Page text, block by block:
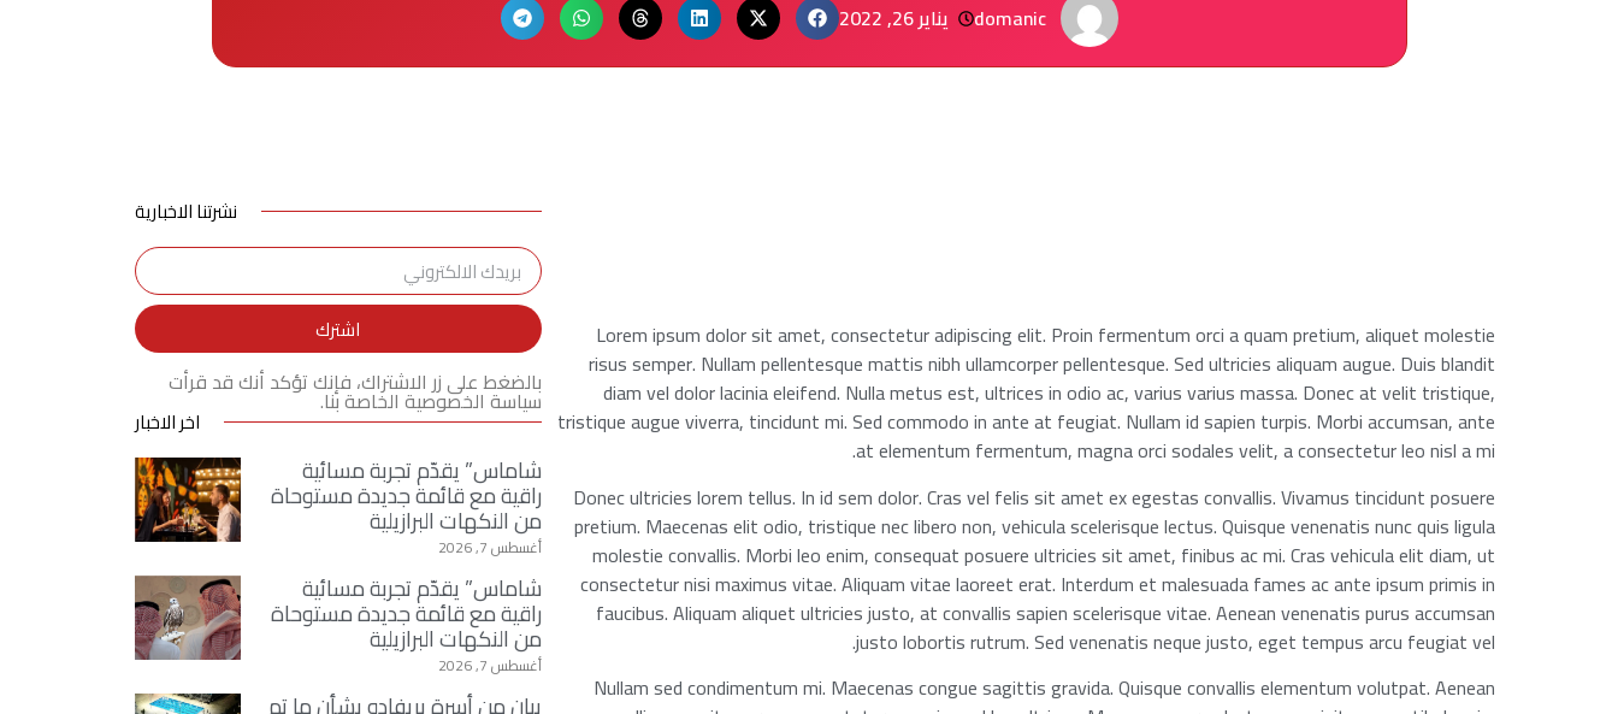
domanic يناير 26, 2022
Lorem ipsum dolor sit amet, consectetur adipiscing elit. Proin fermentum orci a quam pretium, aliquet molestie
risus semper. Nullam pellentesque mattis nibh ullamcorper pellentesque. Sed ultricies aliquam augue. Duis blandit
diam vel dolor lacinia eleifend. Nulla metus est, ultrices in odio ac, varius varius massa. Donec at velit tristique,
tristique augue viverra, tincidunt mi. Sed commodo in ante at feugiat. Nullam id sapien turpis. Morbi accumsan, ante
at elementum fermentum, magna orci sodales velit, a consectetur leo nisl a mi.
Donec ultricies lorem tellus. In id sem dolor. Cras vel felis sit amet ex egestas convallis. Vivamus tincidunt posuere
pretium. Maecenas elit odio, tristique nec libero non, vehicula scelerisque lectus. Quisque venenatis nunc quis ligula
molestie convallis. Morbi leo enim, consequat posuere ultricies sit amet, finibus ac mi. Cras vehicula elit diam, ut
consectetur nisi maximus vitae. Aliquam vitae laoreet erat. Interdum et malesuada fames ac ante ipsum primis in
faucibus. Aliquam aliquet ultricies justo, at convallis sapien scelerisque vitae. Aenean venenatis purus accumsan
justo lobortis rutrum. Sed venenatis neque justo, eget tempus arcu feugiat vel.
Nullam sed condimentum mi. Maecenas congue sagittis gravida. Quisque convallis elementum volutpat. Aenean
نشرتنا الاخبارية
اشترك
بالضغط على زر الاشتراك، فإنك تؤكد أنك قد قرأت
سياسة الخصوصية الخاصة بنا.
اخر الاخبار
شاماس” يقدّم تجربة مسائية
راقية مع قائمة جديدة مستوحاة
من النكهات البرازيلية
أغسطس 7, 2026
شاماس” يقدّم تجربة مسائية
راقية مع قائمة جديدة مستوحاة
من النكهات البرازيلية
أغسطس 7, 2026